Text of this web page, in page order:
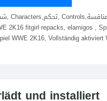
WWE 2K16, Vollständig
und installiert